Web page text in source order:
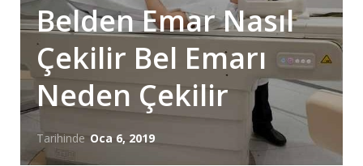
Belden Emar Nasıl
Çekilir Bel Emarı
Neden Çekilir
Tarihinde Oca 6, 2019